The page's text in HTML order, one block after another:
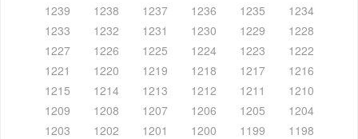
1239
1238 1237 1236 1235
1234
1233
1232 1231 1230 1229
1228
1227
1226 1225 1224 1223
1222
1221
1220 1219 1218 1217
1216
1215
1214 1213 1212 1211
1210
1209
1208 1207 1206 1205
1204
1203
1202 1201 1200 1199
1198